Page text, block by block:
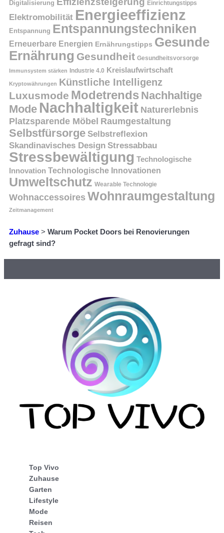
Digitalisierung Einrichtungstipps
Elektromobilität Energieeffizienz
Entspannung Entspannungstechniken
Erneuerbare Energien Ernährungstipps Gesunde
Ernährung Gesundheit Gesundheitsvorsorge
Immunsystem stärken Industrie 4.0 Kreislaufwirtschaft
Kryptowährungen Künstliche Intelligenz
Luxusmode Modetrends Nachhaltige
Mode Nachhaltigkeit Naturerlebnis
Platzsparende Möbel Raumgestaltung
Selbstfürsorge Selbstreflexion
Skandinavisches Design Stressabbau
Stressbewältigung Technologische
Innovation Technologische Innovationen
Umweltschutz Wearable Technologie
Wohnaccessoires Wohnraumgestaltung
Zeitmanagement
Zuhause > Warum Pocket Doors bei Renovierungen
gefragt sind?
Top Vivo
Zuhause
Garten
Lifestyle
Mode
Reisen